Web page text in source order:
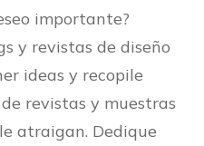
importante?
y revistas de diseño
ideas y recopile
revistas y muestras
atraigan. Dedique